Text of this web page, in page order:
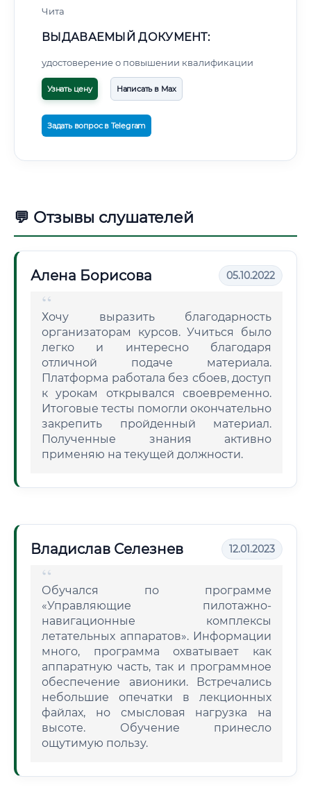
Чита
ВЫДАВАЕМЫЙ ДОКУМЕНТ:
удостоверение о повышении квалификации
Узнать цену Написать в Max
Задать вопрос в Telegram
💬 Отзывы слушателей
Алена Борисова 05.10.2022
Хочу выразить благодарность
организаторам курсов. Учиться было
легко и интересно благодаря
отличной подаче материала.
Платформа работала без сбоев, доступ
к урокам открывался своевременно.
Итоговые тесты помогли окончательно
закрепить пройденный материал.
Полученные знания активно
применяю на текущей должности.
Владислав Селезнев 12.01.2023
Обучался по программе
«Управляющие пилотажно-
навигационные комплексы
летательных аппаратов». Информации
много, программа охватывает как
аппаратную часть, так и программное
обеспечение авионики. Встречались
небольшие опечатки в лекционных
файлах, но смысловая нагрузка на
высоте. Обучение принесло
ощутимую пользу.